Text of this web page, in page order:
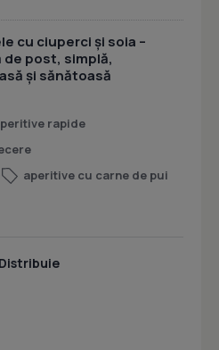
cu ciuperci și soia –
post, simplă,
și sănătoasă
rapide
aperitive cu carne de pui
Distribuie